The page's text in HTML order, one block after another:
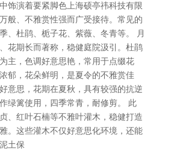
饰演着要紧脚色上海硕亭祎科技有限
般、不雅赏性强而广受接待。常见的
、杜鹃、栀子花、紫薇、冬青等。 月
花期长而著称，稳健庭院汲引。杜鹃
主，色调好意思艳，常用于点缀花
郁，花朵鲜明，是夏令的不雅赏佳
意思，花期在夏秋，具有较强的抗逆
绿篱使用，四季常青，耐修剪。 此
、红叶石楠等不雅叶灌木，稳健打造
。这些灌木不仅好意思化环境，还能
土保